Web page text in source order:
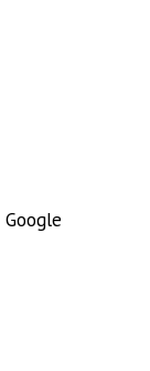
Google